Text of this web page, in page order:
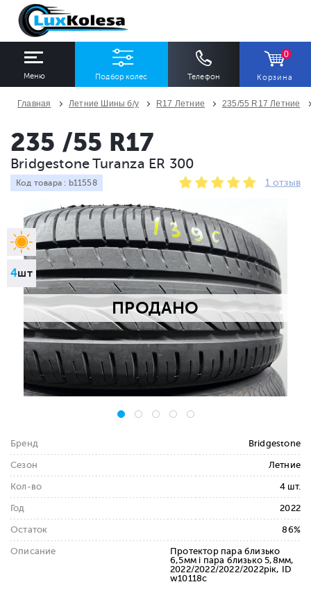
Меню Подбор колес Телефон
0
Корзина
Ширина
Все
Профиль
Все
Сезон
Все
Количество
Все
ПОДОБРАТЬ
Главная Летние Шины б/у R17 Летние 235/55 R17 Летние
ПРОДАНО
4шт
235 /55 R17
Bridgestone Turanza ER 300
Код товара : b11558 1 отзыв
Бренд Bridgestone
Сезон Летние
Кол-во 4 шт.
Год 2022
Остаток 86%
Описание
Протектор пара близько
6,5мм і пара близько 5,8мм,
2022/2022/2022/2022рік, ID
w10118c